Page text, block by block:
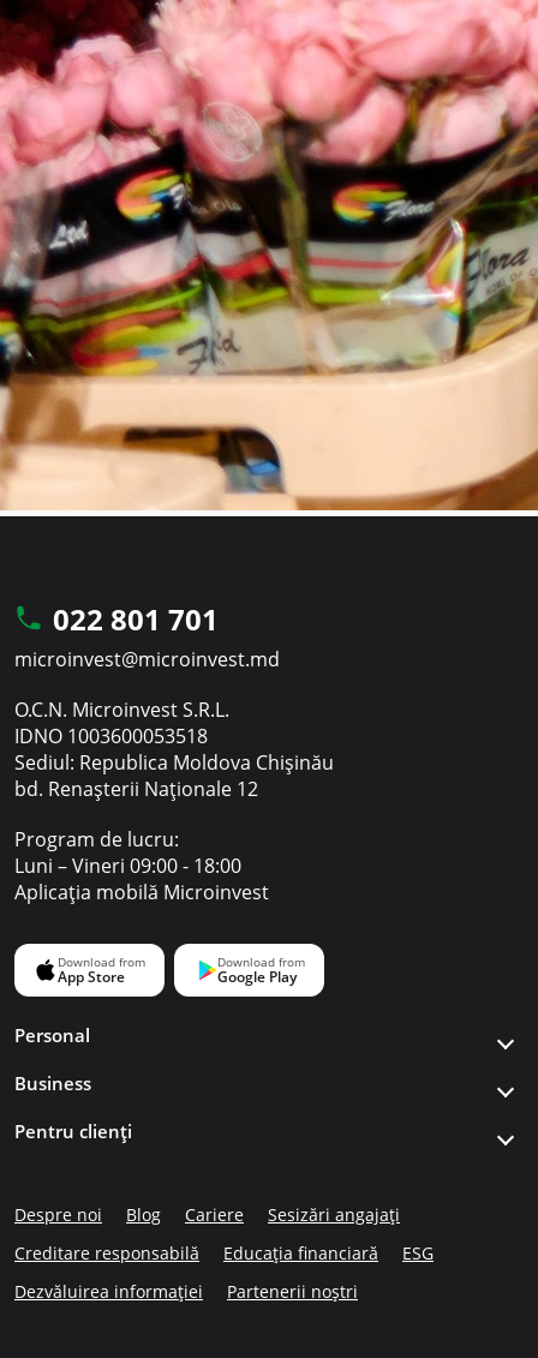
022 801 701
microinvest@microinvest.md
O.C.N. Microinvest S.R.L.
IDNO 1003600053518
Sediul: Republica Moldova Chișinău
bd. Renașterii Naționale 12
Program de lucru:
Luni – Vineri 09:00 - 18:00
Aplicația mobilă Microinvest
Personal
Business
Pentru clienți
Despre noi Blog Cariere
Sesizări angajați
Creditare responsabilă
Educația financiară
ESG
Dezvăluirea informației
Partenerii noștri